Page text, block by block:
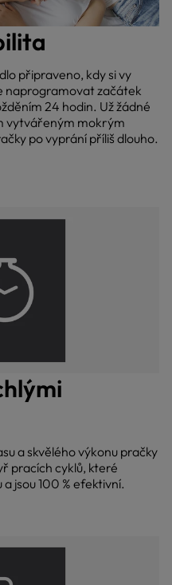
připraveno, kdy si vy
naprogramovat začátek
24 hodin. Už žádné
vytvářeným mokrým
po vyprání příliš dlouho.
a skvělého výkonu pračky
pracích cyklů, které
jsou 100 % efektivní.